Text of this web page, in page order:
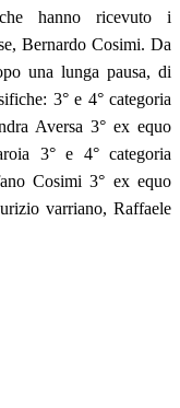
hanno ricevuto i
Bernardo Cosimi. Da
una lunga pausa, di
3° e 4° categoria
Aversa 3° ex equo
3° e 4° categoria
Cosimi 3° ex equo
varriano, Raffaele